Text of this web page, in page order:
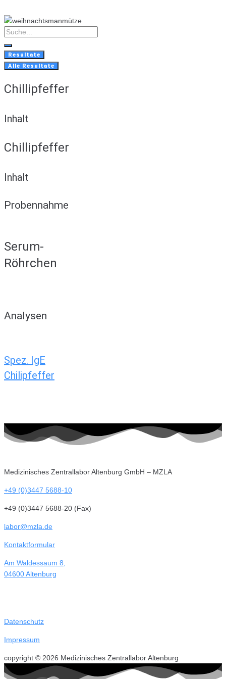
to
content
Search
...
Resultate
Alle Resultate
Chillipfeffer
Inhalt
Chillipfeffer
Inhalt
Probennahme
Serum-
Röhrchen
Analysen
Spez. IgE
Chilipfeffer
Medizinisches Zentrallabor Altenburg GmbH – MZLA
+49 (0)3447 5688-10
+49 (0)3447 5688-20 (Fax)
labor@mzla.de
Kontaktformular
Am Waldessaum 8,
04600 Altenburg
Datenschutz
Impressum
copyright © 2026 Medizinisches Zentrallabor Altenburg